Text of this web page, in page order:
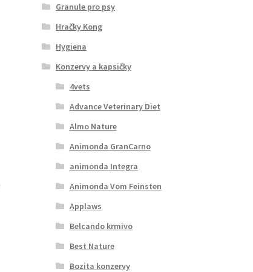
Granule pro psy
Hračky Kong
Hygiena
Konzervy a kapsičky
4vets
Advance Veterinary Diet
Almo Nature
Animonda GranCarno
animonda Integra
Animonda Vom Feinsten
Applaws
Belcando krmivo
Best Nature
Bozita konzervy